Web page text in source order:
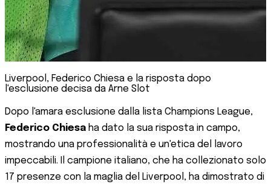
Liverpool, Federico Chiesa e la risposta dopo
l'esclusione decisa da Arne Slot
Dopo l'amara esclusione dalla lista Champions League,
Federico Chiesa ha dato la sua risposta in campo,
mostrando una professionalità e un'etica del lavoro
impeccabili. Il campione italiano, che ha collezionato solo
17 presenze con la maglia del Liverpool, ha dimostrato di